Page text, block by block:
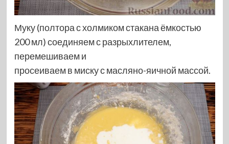
Муку (полтора с холмиком стакана ёмкостью
200 мл) соединяем с разрыхлителем,
перемешиваем и
просеиваем в миску с масляно-яичной массой.